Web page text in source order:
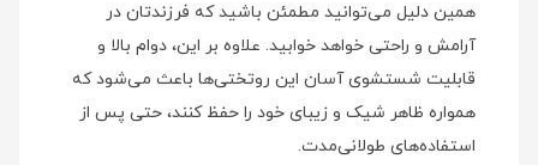
همین دلیل می‌توانید مطمئن باشید که فرزندتان در
آرامش و راحتی خواهد خوابید. علاوه بر این، دوام بالا و
قابلیت شستشوی آسان این روتختی‌ها باعث می‌شود که
همواره ظاهر شیک و زیبای خود را حفظ کنند، حتی پس از
استفاده‌های طولانی‌مدت.